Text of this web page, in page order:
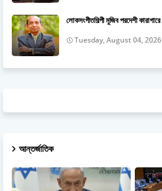
লোকসংগীতশিল্পী মুজিব পরদেশী কারাগারে
Tuesday, August 04, 2026
আন্তর্জাতিক